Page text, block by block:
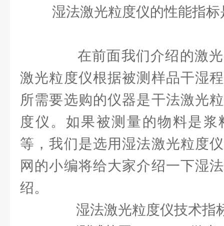
湿法激光粒度仪的性能指标
在前面我们介绍的激光
激光粒度仪根据被测样品干湿
所需要选购的仪器是干法激光
度仪。如果被测量的物料是
等，我们是选用湿法激光粒度
网的小编将给大家介绍一下湿
绍。
湿法激光粒度仪技术指